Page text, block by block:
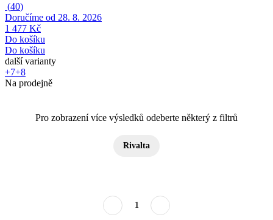
(40)
Doručíme od 28. 8. 2026
1 477 Kč
Do košíku
Do košíku
další varianty
+7+8
Na prodejně
Pro zobrazení více výsledků odeberte některý z filtrů
Rivalta
1